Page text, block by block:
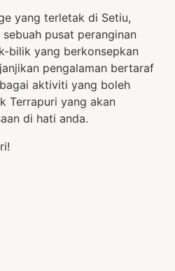
yang terletak di Setiu,
pusat peranginan
bilik yang berkonsepkan
pengalaman bertaraf
aktiviti yang boleh
Terrapuri yang akan
di hati anda.